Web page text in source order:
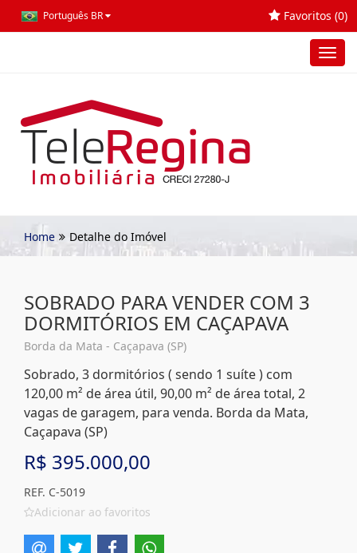
Português BR Favoritos (0)
Home Detalhe do Imóvel
SOBRADO PARA VENDER COM 3
DORMITÓRIOS EM CAÇAPAVA
Borda da Mata - Caçapava (SP)
Sobrado, 3 dormitórios ( sendo 1 suíte ) com
120,00 m² de área útil, 90,00 m² de área total, 2
vagas de garagem, para venda. Borda da Mata,
Caçapava (SP)
R$ 395.000,00
REF. C-5019
Adicionar ao favoritos